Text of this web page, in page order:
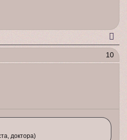
10
доктора)